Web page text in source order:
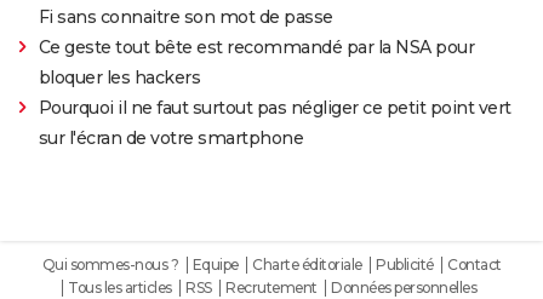
Fi sans connaitre son mot de passe
Ce geste tout bête est recommandé par la NSA pour
bloquer les hackers
Pourquoi il ne faut surtout pas négliger ce petit point vert
sur l'écran de votre smartphone
Qui sommes-nous ? Equipe Charte éditoriale Publicité
Contact
Tous les articles
RSS Recrutement
Données personnelles